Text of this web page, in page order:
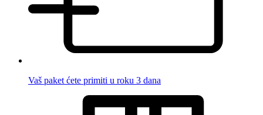
Vaš paket ćete primiti u roku 3 dana